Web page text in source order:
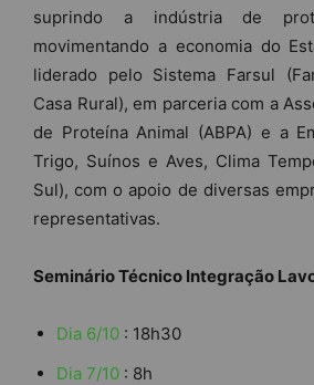
suprindo a indústria de
movimentando a economia do
liderado pelo Sistema Farsul
Casa Rural), em parceria com a
de Proteína Animal (ABPA) e a
Trigo, Suínos e Aves, Clima
Sul), com o apoio de diversas
representativas.
Seminário Técnico Integração
Dia 6/10 : 18h30
Dia 7/10 : 8h